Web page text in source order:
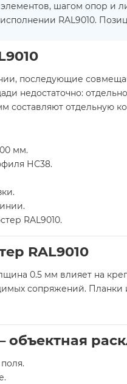
элементов, шагом опор
RAL9010.
последующие
недостаточно:
составляют отдельную
мм.
НС38.
RAL9010.
RAL9010
0.5 мм влияет на
сопряжений.